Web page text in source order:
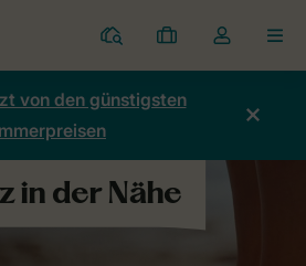
Ferienparks
Meine
Buchungen
Dropdown-
Menü
Kontos
von den günstigsten